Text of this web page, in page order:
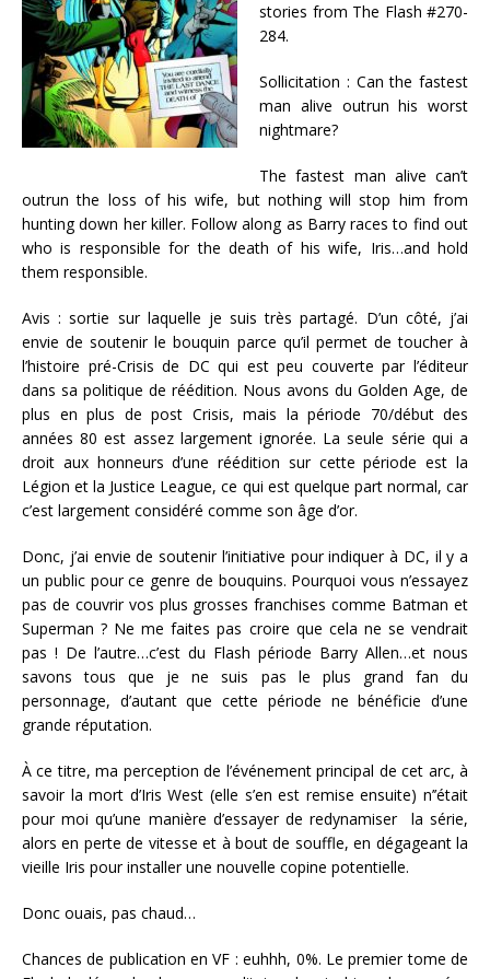
stories from The Flash #270-
284.
Sollicitation : Can the fastest
man alive outrun his worst
nightmare?
The fastest man alive can’t
outrun the loss of his wife, but nothing will stop him from
hunting down her killer. Follow along as Barry races to find out
who is responsible for the death of his wife, Iris…and hold
them responsible.
Avis : sortie sur laquelle je suis très partagé. D’un côté, j’ai
envie de soutenir le bouquin parce qu’il permet de toucher à
l’histoire pré-Crisis de DC qui est peu couverte par l’éditeur
dans sa politique de réédition. Nous avons du Golden Age, de
plus en plus de post Crisis, mais la période 70/début des
années 80 est assez largement ignorée. La seule série qui a
droit aux honneurs d’une réédition sur cette période est la
Légion et la Justice League, ce qui est quelque part normal, car
c’est largement considéré comme son âge d’or.
Donc, j’ai envie de soutenir l’initiative pour indiquer à DC, il y a
un public pour ce genre de bouquins. Pourquoi vous n’essayez
pas de couvrir vos plus grosses franchises comme Batman et
Superman ? Ne me faites pas croire que cela ne se vendrait
pas ! De l’autre…c’est du Flash période Barry Allen…et nous
savons tous que je ne suis pas le plus grand fan du
personnage, d’autant que cette période ne bénéficie d’une
grande réputation.
À ce titre, ma perception de l’événement principal de cet arc, à
savoir la mort d’Iris West (elle s’en est remise ensuite) n’’était
pour moi qu’une manière d’essayer de redynamiser la série,
alors en perte de vitesse et à bout de souffle, en dégageant la
vieille Iris pour installer une nouvelle copine potentielle.
Donc ouais, pas chaud…
Chances de publication en VF : euhhh, 0%. Le premier tome de